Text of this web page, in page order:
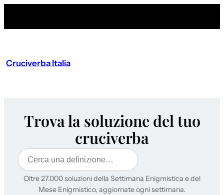
Cruciverba Italia
Trova la soluzione del tuo
cruciverba
Cerca
Oltre 27.000 soluzioni della Settimana Enigmistica e del
Mese Enigmistico, aggiornate ogni settimana.